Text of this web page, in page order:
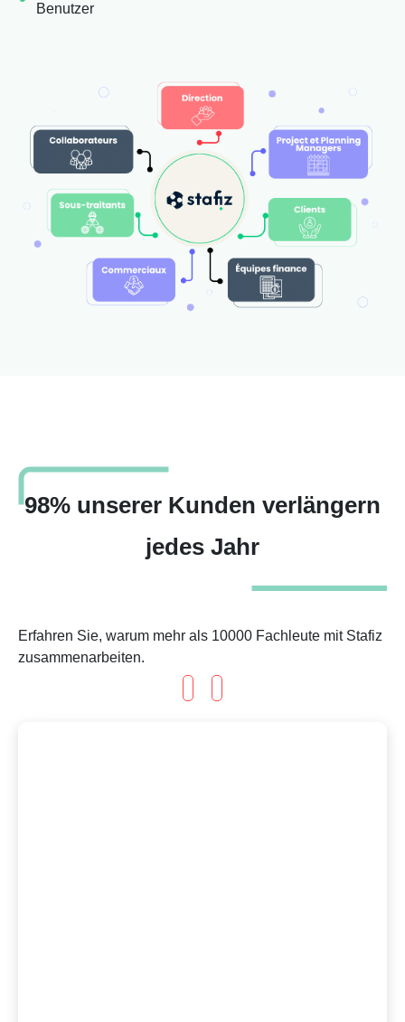
Benutzer
98% unserer Kunden verlängern
jedes Jahr
Erfahren Sie, warum mehr als 10000 Fachleute mit Stafiz
zusammenarbeiten.